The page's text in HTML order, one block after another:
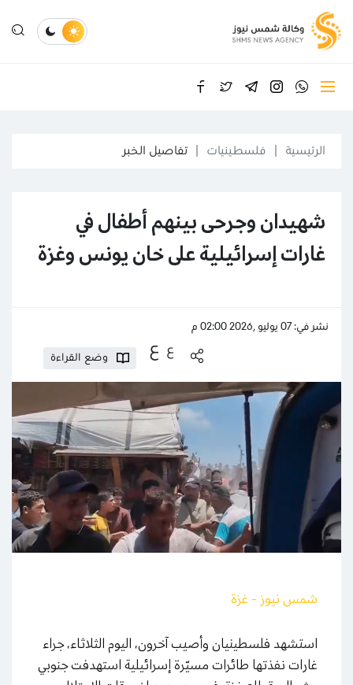
الرئيسية فلسطينيات تفاصيل الخبر
شهيدان وجرحى بينهم أطفال في
غارات إسرائيلية على خان يونس وغزة
نشر في: 07 يوليو ,2026 02:00 م
ع ع
وضع القراءة
شمس نيوز - غزة
استشهد فلسطينيان وأصيب آخرون، اليوم الثلاثاء، جراء
غارات نفذتها طائرات مسيّرة إسرائيلية استهدفت جنوبي